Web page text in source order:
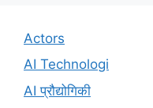
Actors
AI Technologi
AI प्रौद्योगिकी